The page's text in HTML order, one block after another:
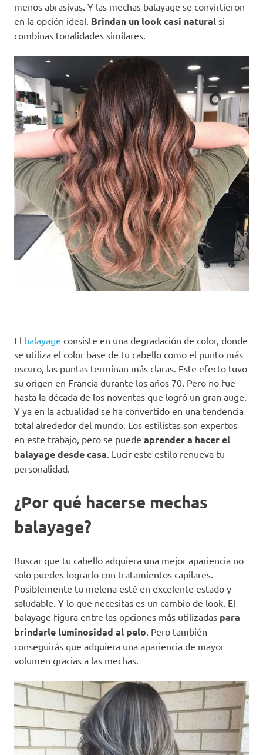
menos abrasivas. Y las mechas balayage se convirtieron
en la opción ideal. Brindan un look casi natural si
combinas tonalidades similares.
El balayage consiste en una degradación de color, donde
se utiliza el color base de tu cabello como el punto más
oscuro, las puntas terminan más claras. Este efecto tuvo
su origen en Francia durante los años 70. Pero no fue
hasta la década de los noventas que logró un gran auge.
Y ya en la actualidad se ha convertido en una tendencia
total alrededor del mundo. Los estilistas son expertos
en este trabajo, pero se puede aprender a hacer el
balayage desde casa . Lucir este estilo renueva tu
personalidad.
¿Por qué hacerse mechas
balayage?
Buscar que tu cabello adquiera una mejor apariencia no
solo puedes lograrlo con tratamientos capilares.
Posiblemente tu melena esté en excelente estado y
saludable. Y lo que necesitas es un cambio de look. El
balayage figura entre las opciones más utilizadas para
brindarle luminosidad al pelo . Pero también
conseguirás que adquiera una apariencia de mayor
volumen gracias a las mechas.